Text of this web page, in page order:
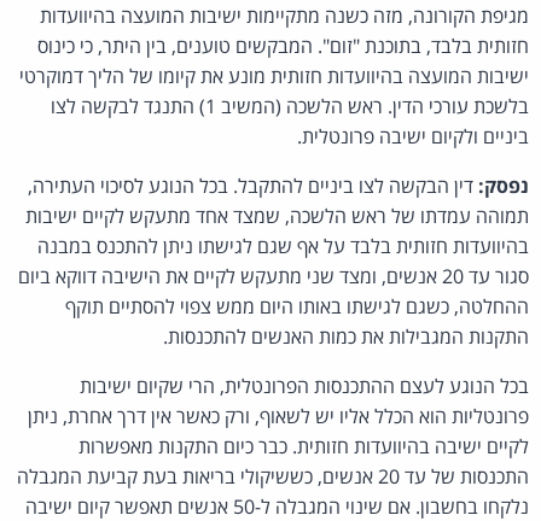
מגיפת הקורונה, מזה כשנה מתקיימות ישיבות המועצה בהיוועדות
חזותית בלבד, בתוכנת "זום". המבקשים טוענים, בין היתר, כי כינוס
ישיבות המועצה בהיוועדות חזותית מונע את קיומו של הליך דמוקרטי
בלשכת עורכי הדין. ראש הלשכה (המשיב 1) התנגד לבקשה לצו
ביניים ולקיום ישיבה פרונטלית.
נפסק: דין הבקשה לצו ביניים להתקבל. בכל הנוגע לסיכוי העתירה,
תמוהה עמדתו של ראש הלשכה, שמצד אחד מתעקש לקיים ישיבות
בהיוועדות חזותית בלבד על אף שגם לגישתו ניתן להתכנס במבנה
סגור עד 20 אנשים, ומצד שני מתעקש לקיים את הישיבה דווקא ביום
ההחלטה, כשגם לגישתו באותו היום ממש צפוי להסתיים תוקף
התקנות המגבילות את כמות האנשים להתכנסות.
בכל הנוגע לעצם ההתכנסות הפרונטלית, הרי שקיום ישיבות
פרונטליות הוא הכלל אליו יש לשאוף, ורק כאשר אין דרך אחרת, ניתן
לקיים ישיבה בהיוועדות חזותית. כבר כיום התקנות מאפשרות
התכנסות של עד 20 אנשים, כששיקולי בריאות בעת קביעת המגבלה
נלקחו בחשבון. אם שינוי המגבלה ל-50 אנשים תאפשר קיום ישיבה